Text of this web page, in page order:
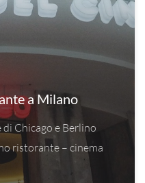
a Milano
Chicago e Berlino
ristorante – cinema